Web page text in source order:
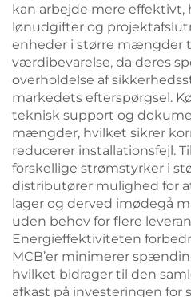
kan arbejde mere effektivt,
lønudgifter og
enheder i større mængder
værdibevarelse, da deres
overholdelse af
markedets efterspørgsel.
teknisk support og
mængder, hvilket sikrer
reducerer installationsfejl.
forskellige strømstyrker i
distributører mulighed for
lager og derved imødegå
uden behov for flere
Energieffektiviteten
MCB’er minimerer
hvilket bidrager til den
afkast på investeringen for